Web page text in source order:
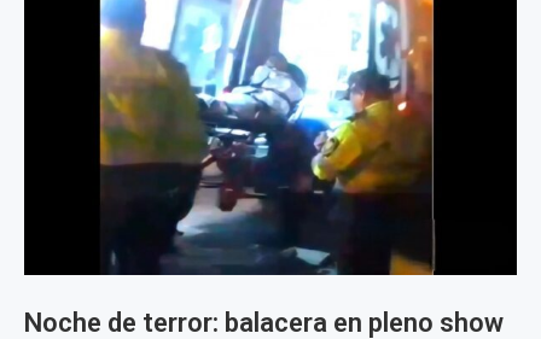
Noche de terror: balacera en pleno show